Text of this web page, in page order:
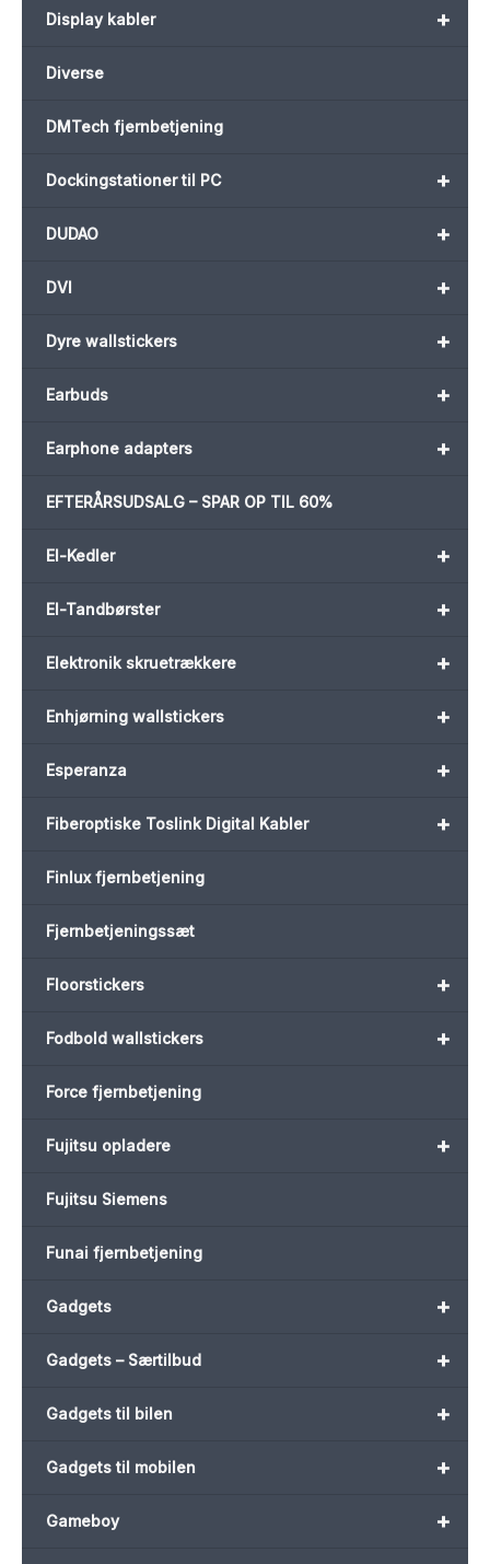
+
Display kabler
Diverse
DMTech fjernbetjening
+
Dockingstationer til PC
+
DUDAO
+
DVI
+
Dyre wallstickers
+
Earbuds
+
Earphone adapters
EFTERÅRSUDSALG – SPAR OP TIL 60%
+
El-Kedler
+
El-Tandbørster
+
Elektronik skruetrækkere
+
Enhjørning wallstickers
+
Esperanza
+
Fiberoptiske Toslink Digital Kabler
Finlux fjernbetjening
Fjernbetjeningssæt
+
Floorstickers
+
Fodbold wallstickers
Force fjernbetjening
+
Fujitsu opladere
Fujitsu Siemens
Funai fjernbetjening
+
Gadgets
+
Gadgets – Særtilbud
+
Gadgets til bilen
+
Gadgets til mobilen
+
Gameboy